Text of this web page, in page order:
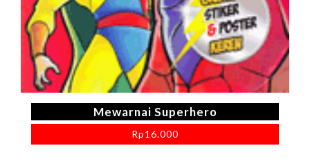
Mewarnai Superhero
Rp16.000